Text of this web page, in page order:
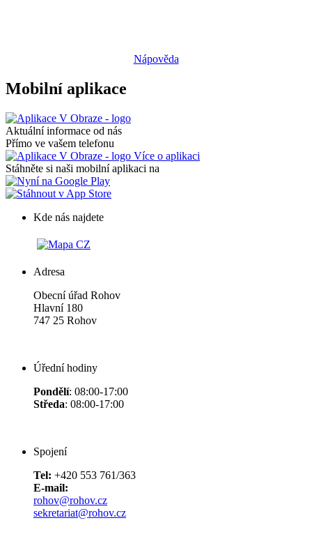
Nápověda
Mobilní aplikace
Aktuální informace od nás
Přímo ve vašem telefonu
Více o aplikaci
Stáhněte si naši mobilní aplikaci na
Kde nás najdete
Adresa
Obecní úřad Rohov
Hlavní 180
747 25 Rohov
Úřední hodiny
Pondělí: 08:00-17:00
Středa: 08:00-17:00
Spojení
Tel: +420 553 761/363
E-mail:
rohov@rohov.cz
sekretariat@rohov.cz